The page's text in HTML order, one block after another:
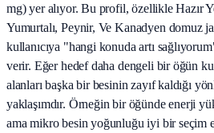
mg) yer alıyor. Bu profil, özellikle Hazır
Yumurtalı, Peynir, Ve Kanadyen domuz
kullanıcıya "hangi konuda artı
verir. Eğer hedef daha dengeli bir öğün
alanları başka bir besinin zayıf kaldığı
yaklaşımdır. Örneğin bir öğünde enerji
ama mikro besin yoğunluğu iyi bir seçim